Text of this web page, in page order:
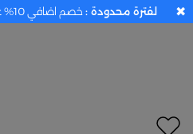
لفترة محدودة : خصم اضافي 10% علي اول اوردر ليك بكوبون ✖